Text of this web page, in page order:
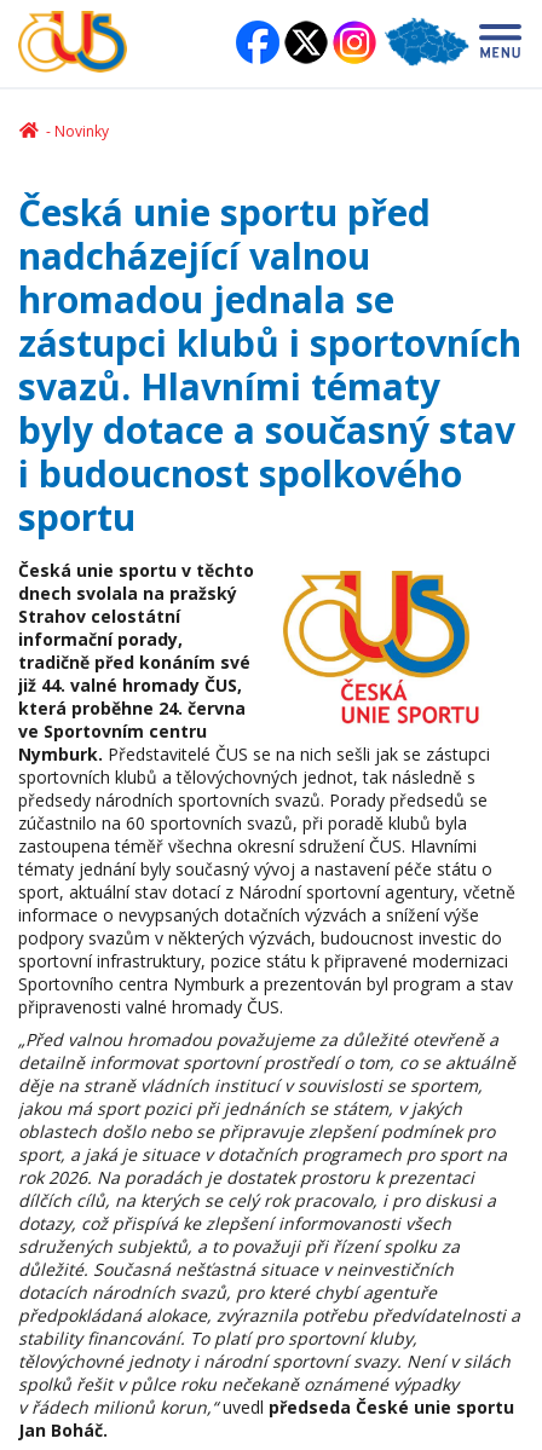
Novinky
Česká unie sportu před
nadcházející valnou
hromadou jednala se
zástupci klubů i sportovních
svazů. Hlavními tématy
byly dotace a současný stav
i budoucnost spolkového
sportu
Česká unie sportu v těchto
dnech svolala na pražský
Strahov celostátní
informační porady,
tradičně před konáním své
již 44. valné hromady ČUS,
která proběhne 24. června
ve Sportovním centru
Nymburk. Představitelé ČUS se na nich sešli jak se zástupci
sportovních klubů a tělovýchovných jednot, tak následně s
předsedy národních sportovních svazů. Porady předsedů se
zúčastnilo na 60 sportovních svazů, při poradě klubů byla
zastoupena téměř všechna okresní sdružení ČUS. Hlavními
tématy jednání byly současný vývoj a nastavení péče státu o
sport, aktuální stav dotací z Národní sportovní agentury, včetně
informace o nevypsaných dotačních výzvách a snížení výše
podpory svazům v některých výzvách, budoucnost investic do
sportovní infrastruktury, pozice státu k připravené modernizaci
Sportovního centra Nymburk a prezentován byl program a stav
připravenosti valné hromady ČUS.
„Před valnou hromadou považujeme za důležité otevřeně a
detailně informovat sportovní prostředí o tom, co se aktuálně
děje na straně vládních institucí v souvislosti se sportem,
jakou má sport pozici při jednáních se státem, v jakých
oblastech došlo nebo se připravuje zlepšení podmínek pro
sport, a jaká je situace v dotačních programech pro sport na
rok 2026. Na poradách je dostatek prostoru k prezentaci
dílčích cílů, na kterých se celý rok pracovalo, i pro diskusi a
dotazy, což přispívá ke zlepšení informovanosti všech
sdružených subjektů, a to považuji při řízení spolku za
důležité. Současná nešťastná situace v neinvestičních
dotacích národních svazů, pro které chybí agentuře
předpokládaná alokace, zvýraznila potřebu předvídatelnosti a
stability financování. To platí pro sportovní kluby,
tělovýchovné jednoty i národní sportovní svazy. Není v silách
spolků řešit v půlce roku nečekaně oznámené výpadky
v řádech milionů korun,“uvedl předseda České unie sportu
Jan Boháč.